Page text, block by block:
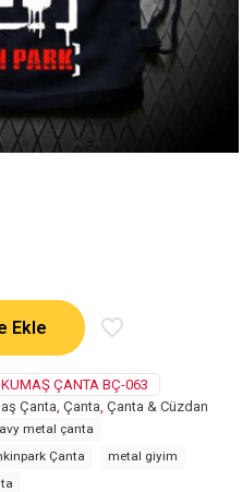
Ekle
ÇANTA BÇ-063
Çanta Çanta Çanta & Cüzdan
metal çanta
Çanta
metal giyim